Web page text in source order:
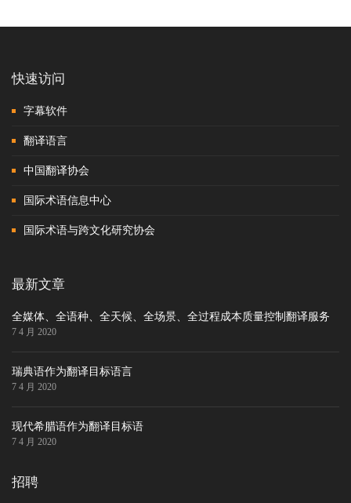
快速访问
字幕软件
翻译语言
中国翻译协会
国际术语信息中心
国际术语与跨文化研究协会
最新文章
全媒体、全语种、全天候、全场景、全过程成本质量控制翻译服务
7 4 月 2020
瑞典语作为翻译目标语言
7 4 月 2020
现代希腊语作为翻译目标语
7 4 月 2020
招聘